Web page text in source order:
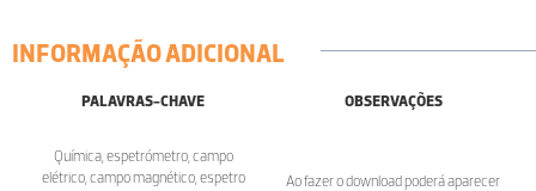
INFORMAÇÃO ADICIONAL
PALAVRAS-CHAVE
Química, espetrómetro, campo
elétrico, campo magnético, espetro
OBSERVAÇÕES
Ao fazer o download poderá aparecer